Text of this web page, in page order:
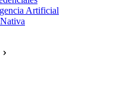
Artificial